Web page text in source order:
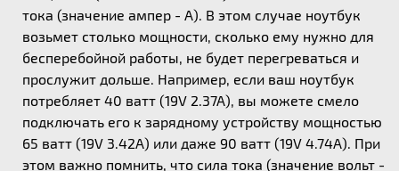
тока (значение ампер - А). В этом случае ноутбук
возьмет столько мощности, сколько ему нужно для
бесперебойной работы, не будет перегреваться и
прослужит дольше. Например, если ваш ноутбук
потребляет 40 ватт (19V 2.37A), вы можете смело
подключать его к зарядному устройству мощностью
65 ватт (19V 3.42A) или даже 90 ватт (19V 4.74A). При
этом важно помнить, что сила тока (значение вольт -